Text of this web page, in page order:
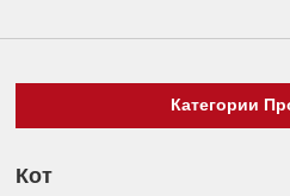
Категории
Кот